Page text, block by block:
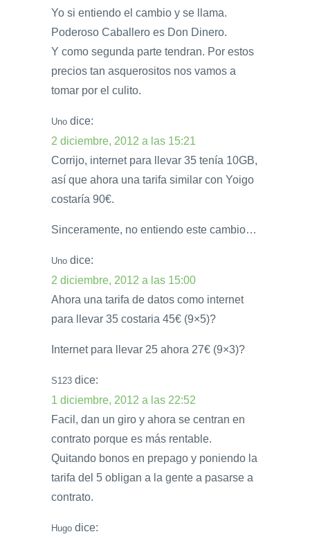
Yo si entiendo el cambio y se llama.
Poderoso Caballero es Don Dinero.
Y como segunda parte tendran. Por estos
precios tan asquerositos nos vamos a
tomar por el culito.
Uno dice:
2 diciembre, 2012 a las 15:21
Corrijo, internet para llevar 35 tenía 10GB,
así que ahora una tarifa similar con Yoigo
costaría 90€.
Sinceramente, no entiendo este cambio…
Uno dice:
2 diciembre, 2012 a las 15:00
Ahora una tarifa de datos como internet
para llevar 35 costaria 45€ (9×5)?
Internet para llevar 25 ahora 27€ (9×3)?
S123 dice:
1 diciembre, 2012 a las 22:52
Facil, dan un giro y ahora se centran en
contrato porque es más rentable.
Quitando bonos en prepago y poniendo la
tarifa del 5 obligan a la gente a pasarse a
contrato.
Hugo dice: